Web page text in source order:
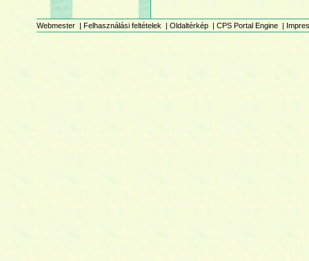
Webmester | Felhasználási feltételek | Oldaltérkép | CPS Portal Engine |